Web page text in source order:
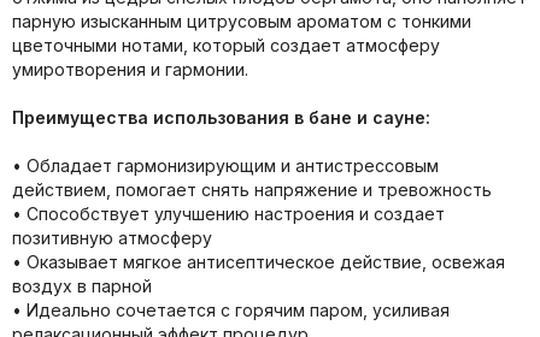
парную изысканным цитрусовым ароматом с тонкими
цветочными нотами, который создает атмосферу
умиротворения и гармонии.
Преимущества использования в бане и сауне:
• Обладает гармонизирующим и антистрессовым
действием, помогает снять напряжение и тревожность
• Способствует улучшению настроения и создает
позитивную атмосферу
• Оказывает мягкое антисептическое действие, освежая
воздух в парной
• Идеально сочетается с горячим паром, усиливая